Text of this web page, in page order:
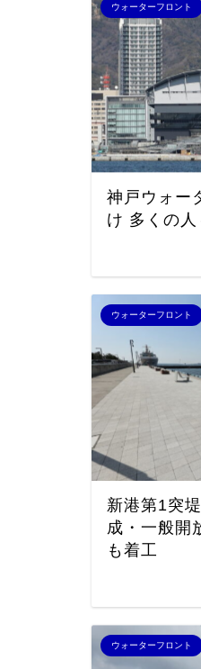
ウォーターフロント
神戸ウォー
け 多くの
ウォーターフロント
新港第1突
成・一般開
も着工
ウォーターフロント